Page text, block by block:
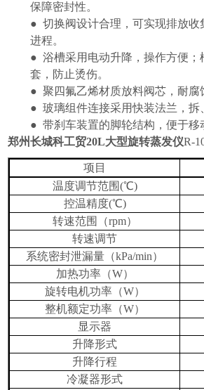
保障密封性。
● 切换阀设计合理，可实现排放收
进程。
● 浴槽采用电动升降，操作方便；
套，防止烫伤。
● 聚四氟乙烯材质放料阀芯，耐腐
● 玻璃组件连接采用快装法兰，拆
● 带刹车装置的脚轮结构，便于移
郑州长城科工贸20L大型旋转蒸发仪R-
项目
温度调节范围(℃)
控温精度(℃)
转速范围（rpm）
转速调节
系统密封泄漏量（kPa/min）
加热功率（W）
旋转电机功率（W）
整机额定功率（W）
显示器
升降形式
升降行程
冷凝器形式